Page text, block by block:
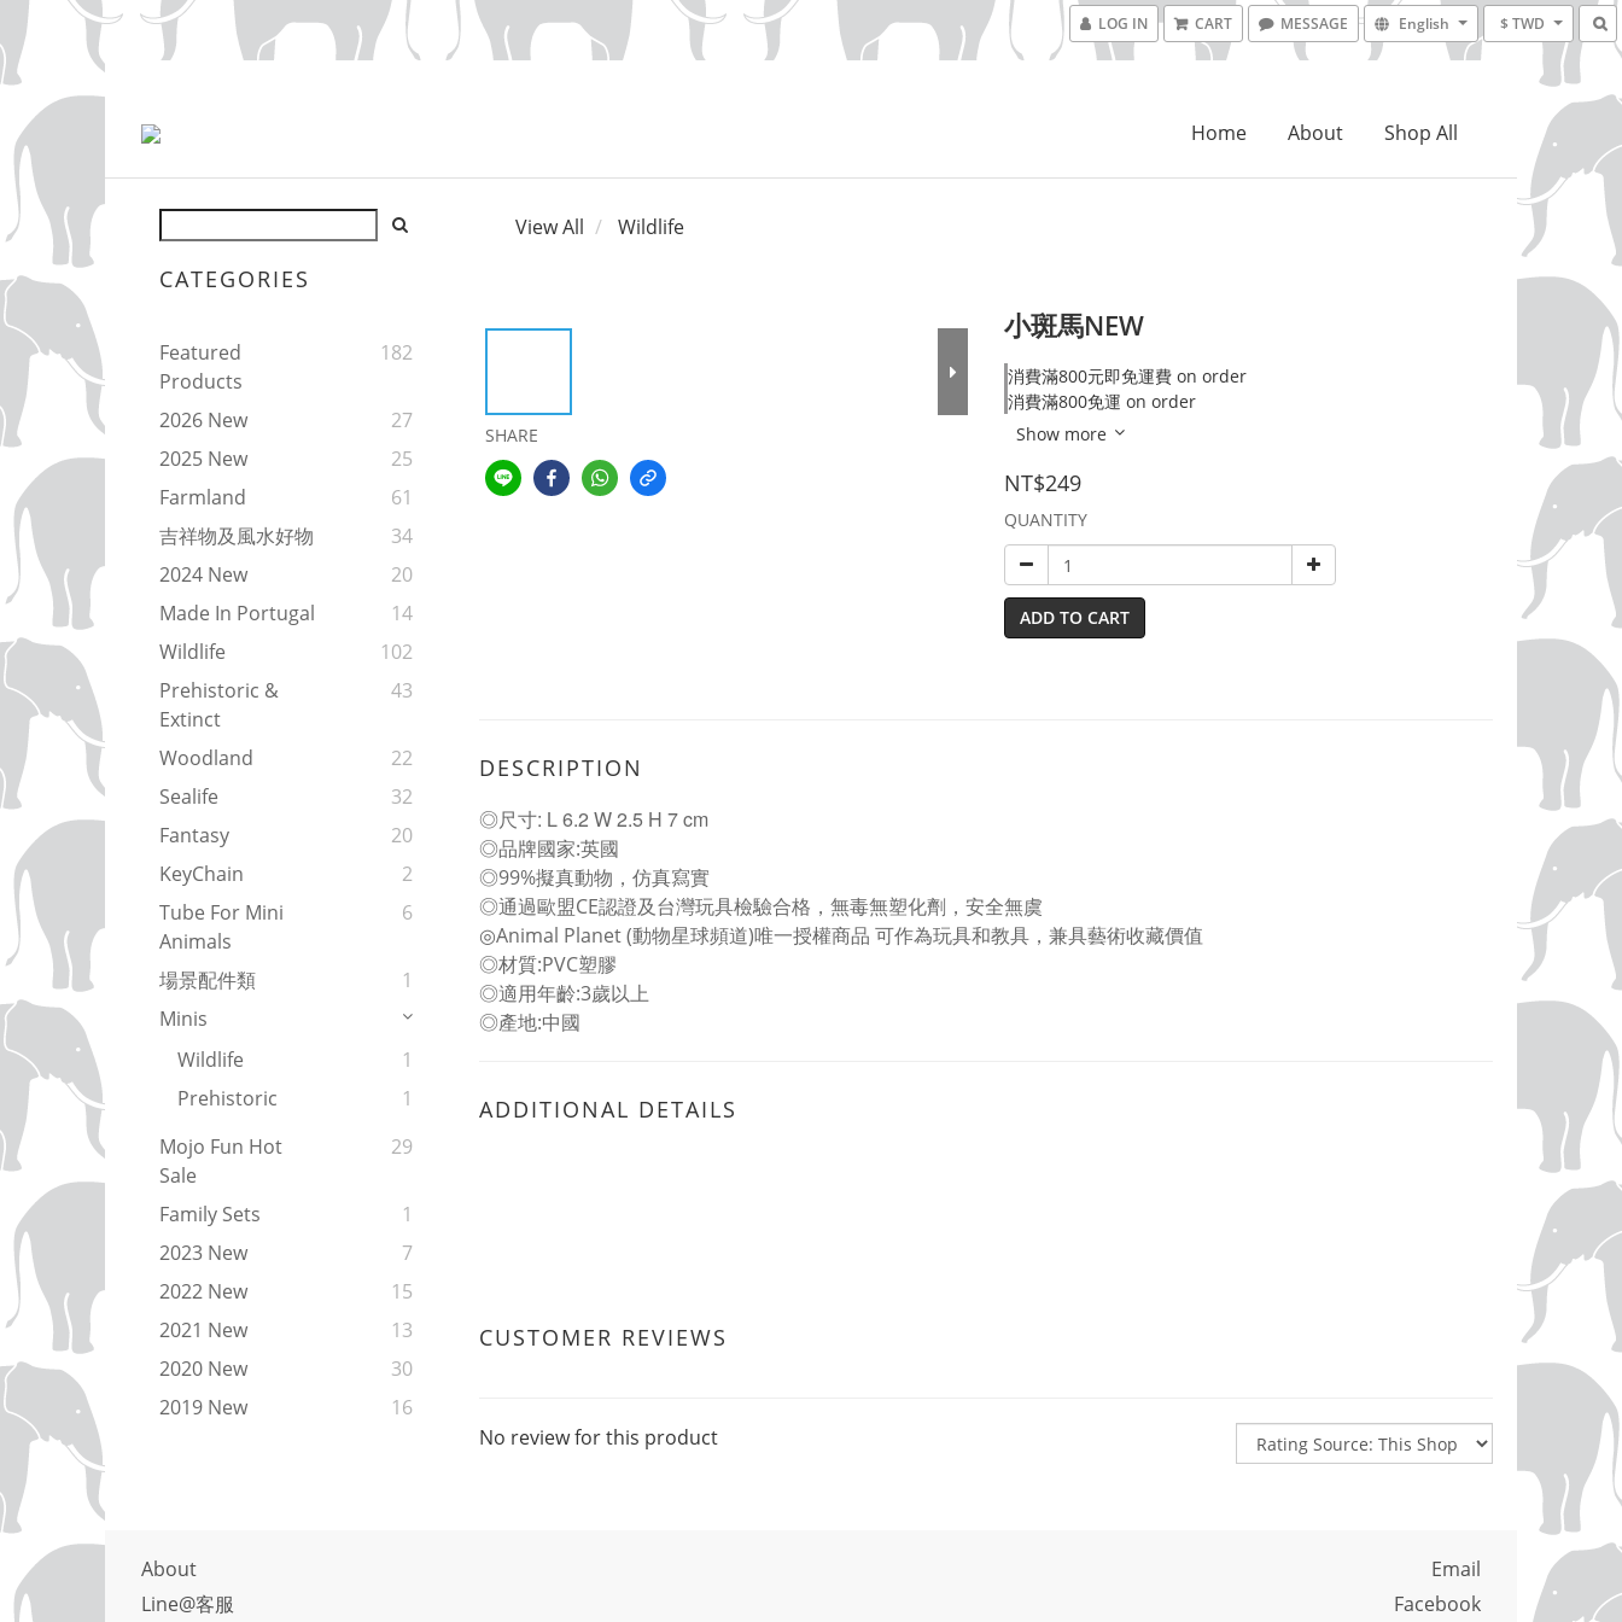
LOG IN CART MESSAGE English $ TWD
Home About Shop All
CATEGORIES
Featured
Products
182
2026 New
27
2025 New
25
Farmland
61
吉祥物及風水好物
34
2024 New
20
Made In Portugal
14
Wildlife
102
Prehistoric &
Extinct
43
Woodland
22
Sealife
32
Fantasy
20
KeyChain
2
Tube For Mini
Animals
6
場景配件類
1
Minis
Wildlife
1
Prehistoric
1
Mojo Fun Hot
Sale
29
Family Sets
1
2023 New
7
2022 New
15
2021 New
13
2020 New
30
2019 New
16
View All Wildlife
SHARE
小斑馬NEW
消費滿800元即免運費 on order
消費滿800免運 on order
Show more
NT$249
QUANTITY
ADD TO CART
DESCRIPTION
◎尺寸: L 6.2 W 2.5 H 7 cm
◎品牌國家:英國
◎99%擬真動物，仿真寫實
◎通過歐盟CE認證及台灣玩具檢驗合格，無毒無塑化劑，安全無虞
◎Animal Planet (動物星球頻道)唯一授權商品 可作為玩具和教具，兼具藝術收藏價值
◎材質:PVC塑膠
◎適用年齡:3歲以上
◎產地:中國
ADDITIONAL DETAILS
CUSTOMER REVIEWS
No review for this product
About
Line@客服
Email
Facebook